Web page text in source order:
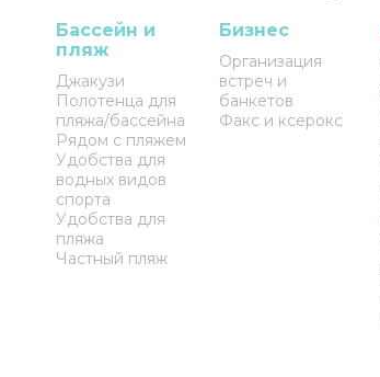
Бассейн и
пляж
Джакузи
Полотенца для
пляжа/бассейна
Рядом с пляжем
Удобства для
водных видов
спорта
Удобства для
пляжа
Частный пляж
Бизнес
Организация
встреч и
банкетов
Факс и ксерокс